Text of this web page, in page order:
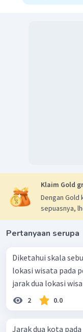
Klaim Gold
Dengan Gold
sepuasnya,
Pertanyaan serupa
Diketahui skala
lokasi wisata pada
jarak dua lokasi
2 0.0
Jarak dua kota